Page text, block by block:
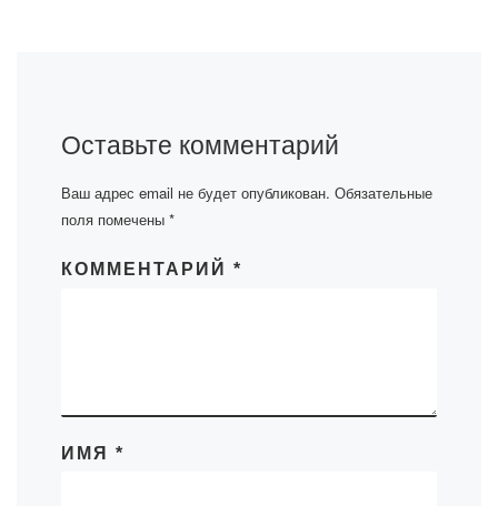
Оставьте комментарий
Ваш адрес email не будет опубликован. Обязательные
поля помечены *
КОММЕНТАРИЙ *
ИМЯ *